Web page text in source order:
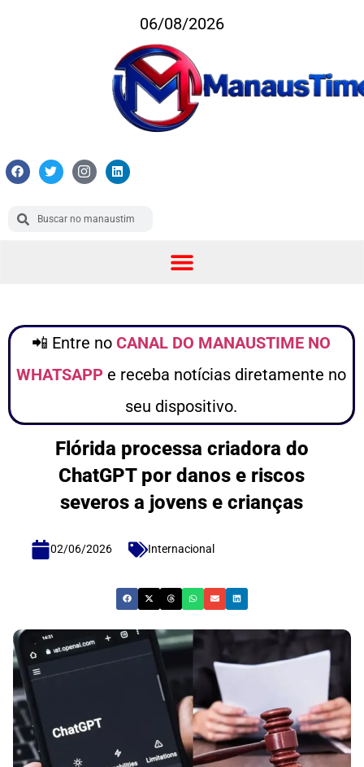
06/08/2026
📲 Entre no CANAL DO MANAUSTIME NO
WHATSAPP e receba notícias diretamente no
seu dispositivo.
Flórida processa criadora do
ChatGPT por danos e riscos
severos a jovens e crianças
02/06/2026 Internacional